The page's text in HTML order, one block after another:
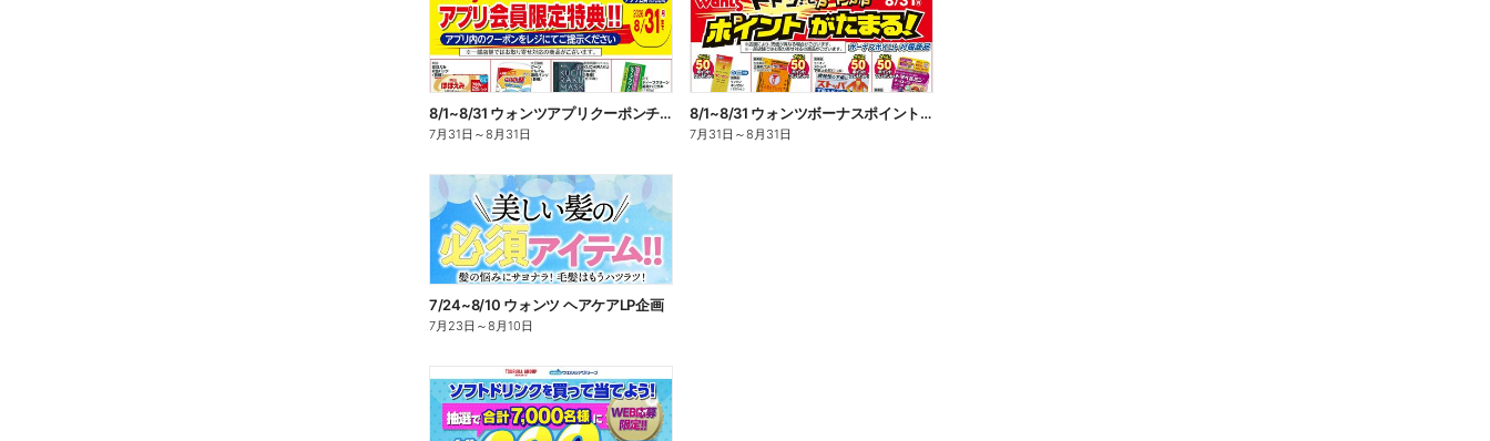
8/1~8/31 ウォンツアプリクーポンチラシ
7月31日 ～8月31日
8/1~8/31 ウォンツボーナスポイントチラシ
7月31日 ～8月31日
7/24~8/10 ウォンツ ヘアケアLP企画
7月23日 ～8月10日